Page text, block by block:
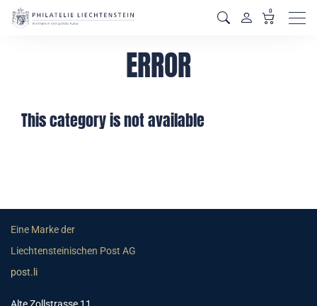
0
ERROR
This category is not available
Eine Marke der
Liechtensteinischen Post AG
post.li